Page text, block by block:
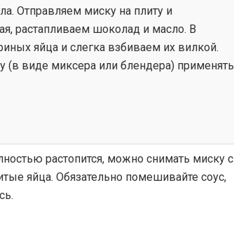
Отправляем миску на плиту и
растапливаем шоколад и масло. В
яйца и слегка взбиваем их вилкой.
(в виде миксера или блендера) применять
растопится, можно снимать миску с
яйца. Обязательно помешивайте соус,